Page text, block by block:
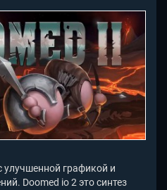
улучшенной графикой и
Doomed io 2 это синтез